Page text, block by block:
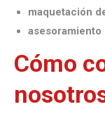
maquetación
Cómo